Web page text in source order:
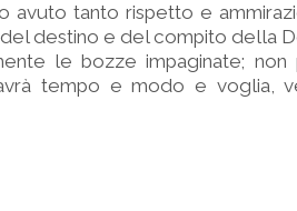
avuto tanto rispetto e
destino e del compito della
le bozze impaginate;
tempo e modo e voglia,